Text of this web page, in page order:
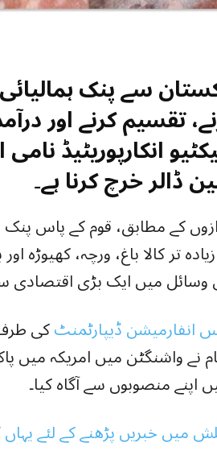
سے پنک
تقسیم کرنے اور
ڈالر خرچ کرنا ہے۔
تر کالا باغ، ورچہ،
میں ایک بڑی اقتصادی
انفارمیشن ڈیپارٹمنٹکی
نے واشنگٹن میں امریکہ میں
اپنے منصوبوں سے آگاہ کیا۔
میں خبریں پڑھنے کے لئے